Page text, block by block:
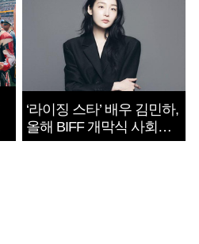
‘라이징 스타’ 배우 김민하,
올해 BIFF 개막식 사회자
확정